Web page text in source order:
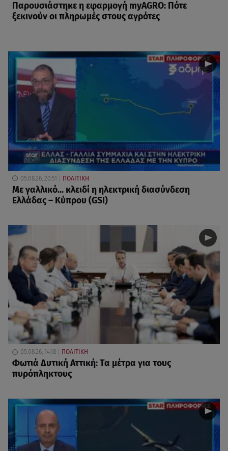
Παρουσιάστηκε η εφαρμογή myAGRO: Πότε
ξεκινούν οι πληρωμές στους αγρότες
05.08.26, 20:51 ΠΟΛΙΤΙΚΗ
Με γαλλικό... κλειδί η ηλεκτρική διασύνδεση
Ελλάδας – Κύπρου (GSI)
05.08.26, 14:18 ΠΟΛΙΤΙΚΗ
Φωτιά Δυτική Αττική: Τα μέτρα για τους
πυρόπληκτους